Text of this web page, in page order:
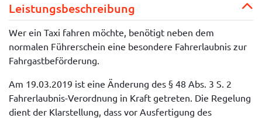
Leistungsbeschreibung
Wer ein Taxi fahren möchte, benötigt neben dem
normalen Führerschein eine besondere Fahrerlaubnis zur
Fahrgastbeförderung.
Am 19.03.2019 ist eine Änderung des § 48 Abs. 3 S. 2
Fahrerlaubnis-Verordnung in Kraft getreten. Die Regelung
dient der Klarstellung, dass vor Ausfertigung des